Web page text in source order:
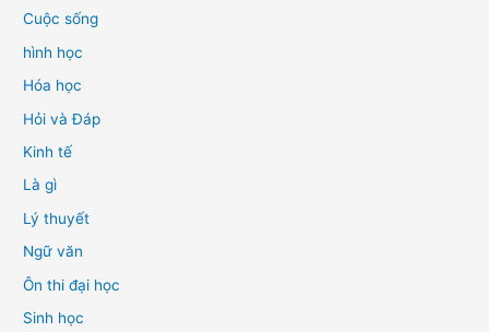
Cuộc sống
hình học
Hóa học
Hỏi và Đáp
Kinh tế
Là gì
Lý thuyết
Ngữ văn
Ôn thi đại học
Sinh học